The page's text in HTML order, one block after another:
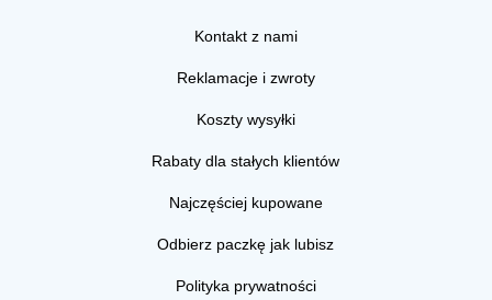
Kontakt z nami
Reklamacje i zwroty
Koszty wysyłki
Rabaty dla stałych klientów
Najczęściej kupowane
Odbierz paczkę jak lubisz
Polityka prywatności